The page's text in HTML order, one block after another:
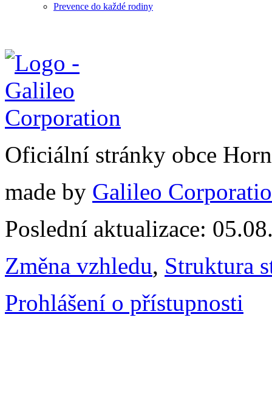
Prevence do každé rodiny
Oficiální stránky obce
made by Galileo
Poslední aktualizace:
Změna vzhledu, Struktura
Prohlášení o přístupnosti